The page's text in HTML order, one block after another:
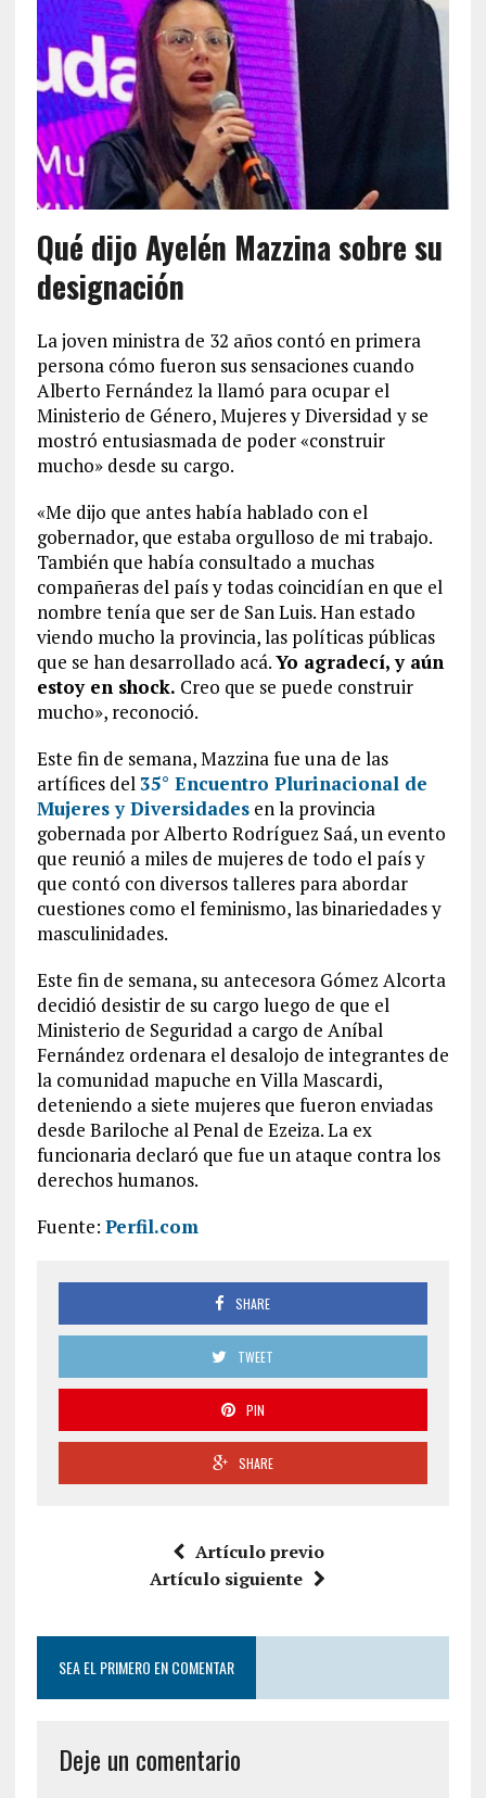
Qué dijo Ayelén Mazzina sobre su
designación
La joven ministra de 32 años contó en primera
persona cómo fueron sus sensaciones cuando
Alberto Fernández la llamó para ocupar el
Ministerio de Género, Mujeres y Diversidad y se
mostró entusiasmada de poder «construir
mucho» desde su cargo.
«Me dijo que antes había hablado con el
gobernador, que estaba orgulloso de mi trabajo.
También que había consultado a muchas
compañeras del país y todas coincidían en que el
nombre tenía que ser de San Luis. Han estado
viendo mucho la provincia, las políticas públicas
que se han desarrollado acá.Yo agradecí, y aún
estoy en shock. Creo que se puede construir
mucho», reconoció.
Este fin de semana, Mazzina fue una de las
artífices del35° Encuentro Plurinacional de
Mujeres y Diversidadesen la provincia
gobernada por Alberto Rodríguez Saá, un evento
que reunió a miles de mujeres de todo el país y
que contó con diversos talleres para abordar
cuestiones como el feminismo, las binariedades y
masculinidades.
Este fin de semana, su antecesora Gómez Alcorta
decidió desistir de su cargo luego de que el
Ministerio de Seguridad a cargo de Aníbal
Fernández ordenara el desalojo de integrantes de
la comunidad mapuche en Villa Mascardi,
deteniendo a siete mujeres que fueron enviadas
desde Bariloche al Penal de Ezeiza. La ex
funcionaria declaró que fue un ataque contra los
derechos humanos.
Fuente: Perfil.com
SHARE
TWEET
PIN
SHARE
Artículo previo
Artículo siguiente
SEA EL PRIMERO EN COMENTAR
Deje un comentario